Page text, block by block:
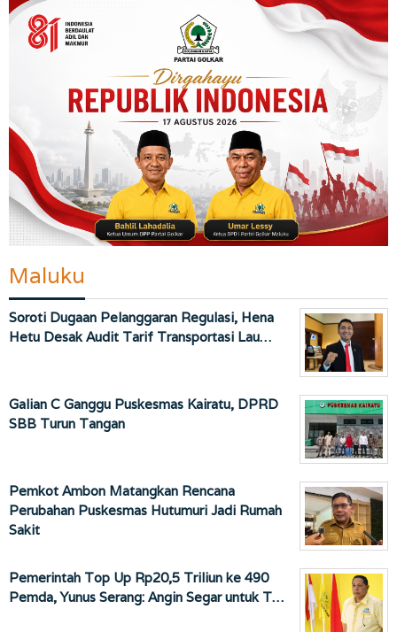
Maluku
Soroti Dugaan Pelanggaran Regulasi, Hena
Hetu Desak Audit Tarif Transportasi Lau…
Galian C Ganggu Puskesmas Kairatu, DPRD
SBB Turun Tangan
Pemkot Ambon Matangkan Rencana
Perubahan Puskesmas Hutumuri Jadi Rumah
Sakit
Pemerintah Top Up Rp20,5 Triliun ke 490
Pemda, Yunus Serang: Angin Segar untuk T…